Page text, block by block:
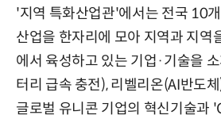
'지역 특화산업관'에서는 전국 10
산업을 한자리에 모아 지역과 지역
에서 육성하고 있는 기업·기술을
터리 급속 충전), 리벨리온(AI반도
글로벌 유니콘 기업의 혁신기술과